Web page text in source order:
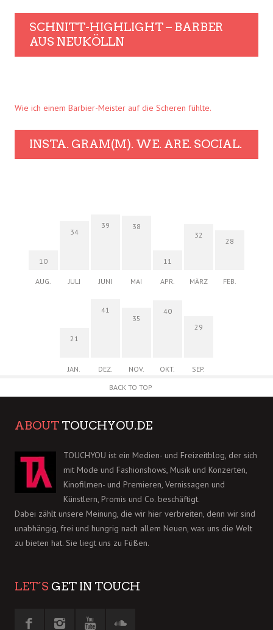
SCHNITT-HIGHLIGHT – BARBER
AUS NEUKÖLLN
Wie ich einem Barbier-Meister auf die Scheren fühlte.
INSTA. GRAM(M). WE. ARE. SOCIAL.
10
AUG.
34
JULI
39
JUNI
38
MAI
11
APR.
32
MÄRZ
28
FEB.
21
JAN.
41
DEZ.
35
NOV.
40
OKT.
29
SEP.
BACK TO TOP
ABOUT TOUCHYOU.DE
TOUCHYOU ist ein Medien- und Freizeitblog, der sich
mit Mode und Fashionshows, Musik und Konzerten,
Kinofilmen- und Premieren, Vernissagen und
Künstlern, Promis und Co. beschäftigt.
Dabei zählt unsere Meinung, die wir hier verbreiten, denn wir sind
unabhängig, frei und hungrig nach allem Neuen, was uns die Welt
zu bieten hat. Sie liegt uns zu Füßen.
LET´S GET IN TOUCH